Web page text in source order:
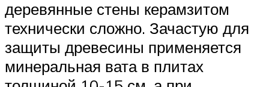
деревянные стены керамзитом
технически сложно. Зачастую для
защиты древесины применяется
минеральная вата в плитах